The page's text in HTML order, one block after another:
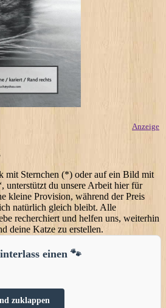
Anzeige
mit Sternchen (*) oder auf ein Bild mit
unterstützt du unsere Arbeit hier für
kleine Provision, während der Preis
natürlich gleich bleibt. Alle
recherchiert und helfen uns, weiterhin
deine Katze zu erstellen.
zuklappen